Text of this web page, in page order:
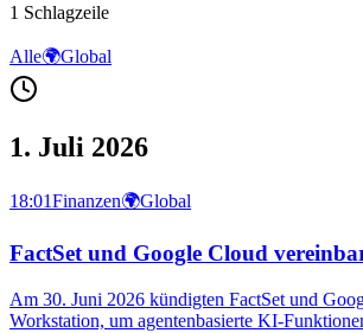
1 Schlagzeile
Alle🌍Global
1. Juli 2026
18:01Finanzen🌍Global
FactSet und Google Cloud
Am 30. Juni 2026 kündigten FactSet und
Workstation, um agentenbasierte KI-